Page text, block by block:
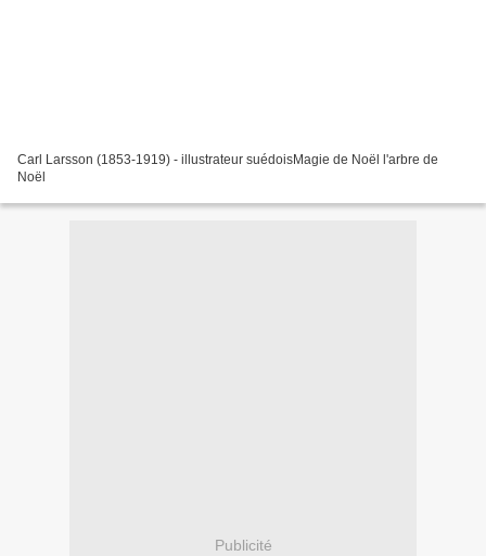
Carl Larsson (1853-1919) - illustrateur suédoisMagie de Noël l'arbre de
Noël
Publicité